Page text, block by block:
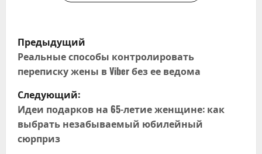
Н
а
в
и
г
Предыдущий
Реальные способы контролировать
переписку жены в Viber без ее ведома
Следующий:
Идеи подарков на 65-летие женщине: как
выбрать незабываемый юбилейный
сюрприз